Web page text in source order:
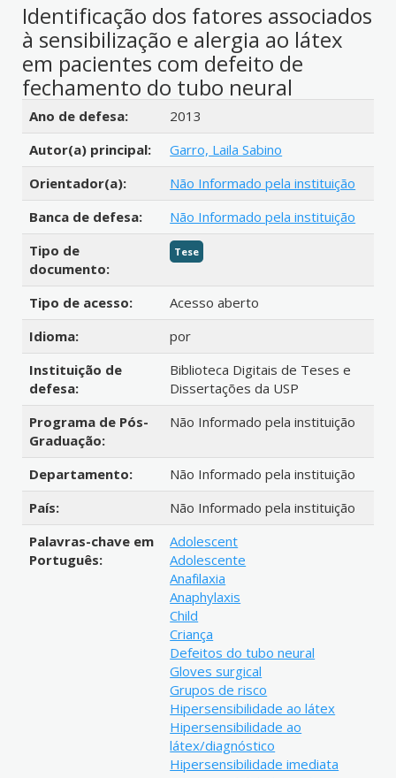
Identificação dos fatores associados
à sensibilização e alergia ao látex
em pacientes com defeito de
fechamento do tubo neural
Detalhes bibliográficos
Ano de defesa:
2013
Autor(a) principal:
Garro, Laila Sabino
Orientador(a):
Não Informado pela instituição
Banca de defesa:
Não Informado pela instituição
Tipo de
documento:
Tese
Tipo de acesso:
Acesso aberto
Idioma:
por
Instituição de
defesa:
Biblioteca Digitais de Teses e
Dissertações da USP
Programa de Pós-
Graduação:
Não Informado pela instituição
Departamento:
Não Informado pela instituição
País:
Não Informado pela instituição
Palavras-chave em
Português:
Adolescent
Adolescente
Anafilaxia
Anaphylaxis
Child
Criança
Defeitos do tubo neural
Gloves surgical
Grupos de risco
Hipersensibilidade ao látex
Hipersensibilidade ao
látex/diagnóstico
Hipersensibilidade imediata